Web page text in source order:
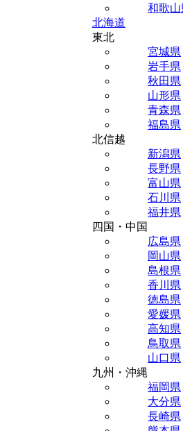
和歌山
北海道
東北
宮城県
岩手県
秋田県
山形県
青森県
福島県
北信越
新潟県
長野県
富山県
石川県
福井県
四国・中国
広島県
岡山県
島根県
香川県
徳島県
愛媛県
高知県
鳥取県
山口県
九州・沖縄
福岡県
大分県
長崎県